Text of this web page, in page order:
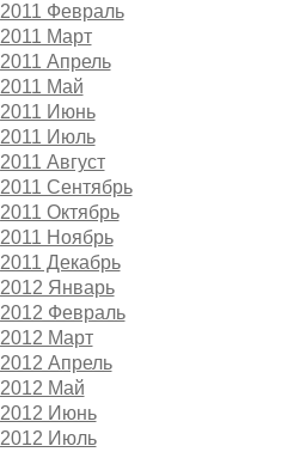
2011 Февраль
2011 Март
2011 Апрель
2011 Май
2011 Июнь
2011 Июль
2011 Август
2011 Сентябрь
2011 Октябрь
2011 Ноябрь
2011 Декабрь
2012 Январь
2012 Февраль
2012 Март
2012 Апрель
2012 Май
2012 Июнь
2012 Июль